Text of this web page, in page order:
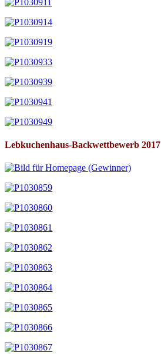
Lebkuchenhaus-Backwettbewerb 2017